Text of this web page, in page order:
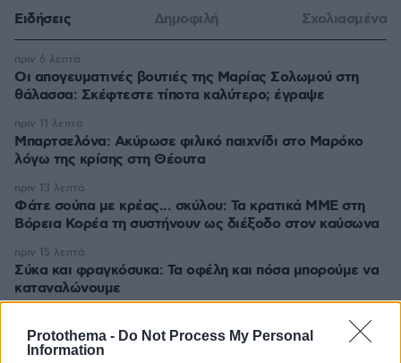
Protothema - Do Not Process My Personal
Information
Ειδήσεις Δημοφιλή Σχολιασμένα
Οι απογευματινές βουτιές της Μαρίας Σολωμού στη
θάλασσα: Σκέφτεστε τίποτα καλύτερο; έγραψε
πριν 6 λεπτά
Μπαρτσελόνα: Ακύρωσε φιλικό παιχνίδι στο Μαρόκο
λόγω της κρίσης στη Θέουτα
πριν 11 λεπτά
Φάτε σούπα με κρέας... σκύλου: Τα κρατικά ΜΜΕ στη
Βόρεια Κορέα τη συστήνουν ως διέξοδο στον καύσωνα
πριν 13 λεπτά
Σύκα και φραγκόσυκα: Τα οφέλη και πόσα μπορούμε να
καταναλώνουμε
πριν 15 λεπτά
Λευκό ξίδι: Οι 5 σωτήριες χρήσεις του όταν ζούμε με
κατοικίδια